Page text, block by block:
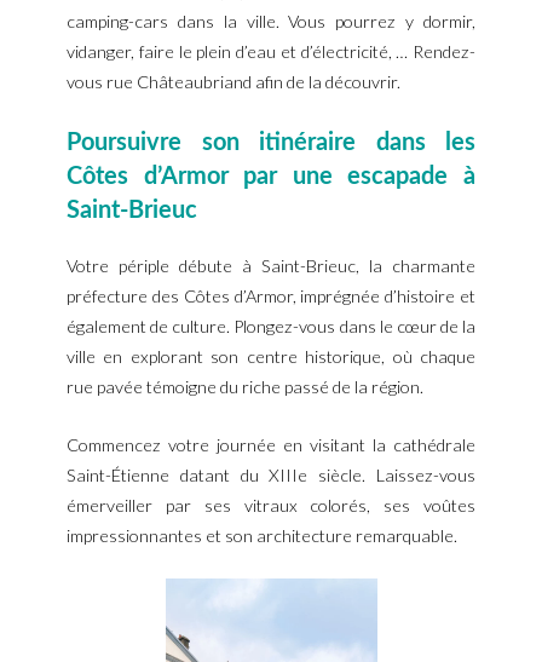
camping-cars dans la ville. Vous pourrez y dormir,
vidanger, faire le plein d’eau et d’électricité, … Rendez-
vous rue Châteaubriand afin de la découvrir.
Poursuivre son itinéraire dans les
Côtes d’Armor par une escapade à
Saint-Brieuc
Votre périple débute à Saint-Brieuc, la charmante
préfecture des Côtes d’Armor, imprégnée d’histoire et
également de culture. Plongez-vous dans le cœur de la
ville en explorant son centre historique, où chaque
rue pavée témoigne du riche passé de la région.
Commencez votre journée en visitant la cathédrale
Saint-Étienne datant du XIIIe siècle. Laissez-vous
émerveiller par ses vitraux colorés, ses voûtes
impressionnantes et son architecture remarquable.